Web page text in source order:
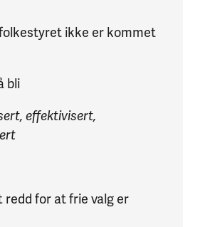
ikke er kommet
bli
effektivisert,
redd for at frie valg er